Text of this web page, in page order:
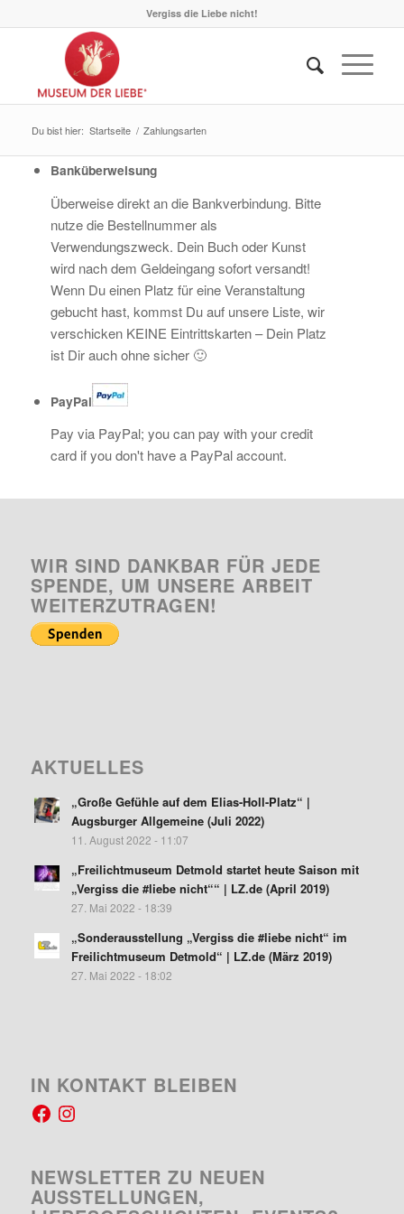
Vergiss die Liebe nicht!
Du bist hier: Startseite / Zahlungsarten
Banküberweisung
Überweise direkt an die Bankverbindung. Bitte
nutze die Bestellnummer als
Verwendungszweck. Dein Buch oder Kunst
wird nach dem Geldeingang sofort versandt!
Wenn Du einen Platz für eine Veranstaltung
gebucht hast, kommst Du auf unsere Liste, wir
verschicken KEINE Eintrittskarten – Dein Platz
ist Dir auch ohne sicher 🙂
PayPal
Pay via PayPal; you can pay with your credit
card if you don't have a PayPal account.
WIR SIND DANKBAR FÜR JEDE
SPENDE, UM UNSERE ARBEIT
WEITERZUTRAGEN!
AKTUELLES
„Große Gefühle auf dem Elias-Holl-Platz“ |
Augsburger Allgemeine (Juli 2022)
11. August 2022 - 11:07
„Freilichtmuseum Detmold startet heute Saison mit
„Vergiss die #liebe nicht““ | LZ.de (April 2019)
27. Mai 2022 - 18:39
„Sonderausstellung „Vergiss die #liebe nicht“ im
Freilichtmuseum Detmold“ | LZ.de (März 2019)
27. Mai 2022 - 18:02
IN KONTAKT BLEIBEN
NEWSLETTER ZU NEUEN
AUSSTELLUNGEN,